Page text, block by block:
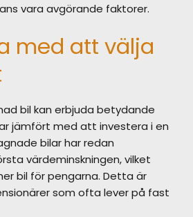
vara avgörande faktorer.
med att välja
bil kan erbjuda betydande
jämfört med att investera i en
bilar har redan
värdeminskningen, vilket
bil för pengarna. Detta är
som ofta lever på fast